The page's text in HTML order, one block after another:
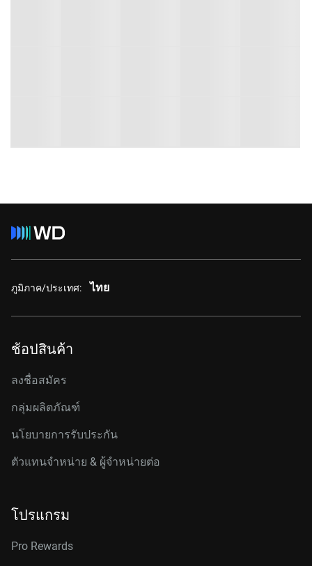
ภูมิภาค/ประเทศ: ไทย
ช้อปสินค้า
ลงชื่อสมัคร
กลุ่มผลิตภัณฑ์
นโยบายการรับประกัน
ตัวแทนจำหน่าย & ผู้จำหน่ายต่อ
โปรแกรม
Pro Rewards